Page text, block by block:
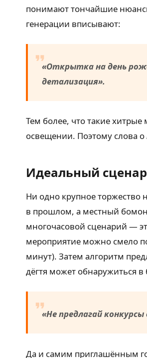
понимают тончайшие
генерации вписывают:
«Открытка на день
детализация».
Тем более, что такие
освещении. Поэтому слова о
Идеальный
Ни одно крупное торжество
в прошлом, а местный
многочасовой сценарий —
мероприятие можно смело
минут). Затем алгоритм
дёгтя может обнаружиться
«Не предлагай
Да и самим приглашённым